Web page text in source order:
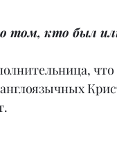
том, кто был